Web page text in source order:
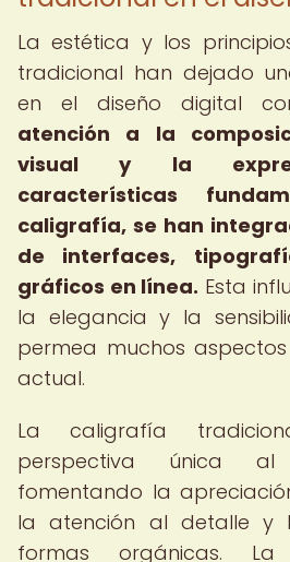
La estética y los
tradicional han dejado
en el diseño digital
atención a la
visual y la
características
caligrafía, se han
de interfaces,
gráficos en línea. Esta
la elegancia y la
permea muchos
actual.
La caligrafía
perspectiva única
fomentando la
la atención al detalle y
formas orgánicas.